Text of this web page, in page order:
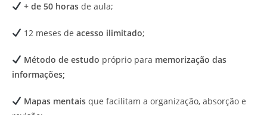
+ de 50 horasde aula;
12 meses de acesso ilimitado;
Método de estudo próprio para memorização das
informações;
Mapas mentaisque facilitam a organização, absorção e